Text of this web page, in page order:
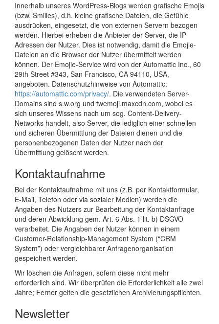
Innerhalb unseres WordPress-Blogs werden grafische Emojis
(bzw. Smilies), d.h. kleine grafische Dateien, die Gefühle
ausdrücken, eingesetzt, die von externen Servern bezogen
werden. Hierbei erheben die Anbieter der Server, die IP-
Adressen der Nutzer. Dies ist notwendig, damit die Emojie-
Dateien an die Browser der Nutzer übermittelt werden
können. Der Emojie-Service wird von der Automattic Inc., 60
29th Street #343, San Francisco, CA 94110, USA,
angeboten. Datenschutzhinweise von Automattic:
https://automattic.com/privacy/. Die verwendeten Server-
Domains sind s.w.org und twemoji.maxcdn.com, wobei es
sich unseres Wissens nach um sog. Content-Delivery-
Networks handelt, also Server, die lediglich einer schnellen
und sicheren Übermittlung der Dateien dienen und die
personenbezogenen Daten der Nutzer nach der
Übermittlung gelöscht werden.
Kontaktaufnahme
Bei der Kontaktaufnahme mit uns (z.B. per Kontaktformular,
E-Mail, Telefon oder via sozialer Medien) werden die
Angaben des Nutzers zur Bearbeitung der Kontaktanfrage
und deren Abwicklung gem. Art. 6 Abs. 1 lit. b) DSGVO
verarbeitet. Die Angaben der Nutzer können in einem
Customer-Relationship-Management System (“CRM
System”) oder vergleichbarer Anfragenorganisation
gespeichert werden.
Wir löschen die Anfragen, sofern diese nicht mehr
erforderlich sind. Wir überprüfen die Erforderlichkeit alle zwei
Jahre; Ferner gelten die gesetzlichen Archivierungspflichten.
Newsletter